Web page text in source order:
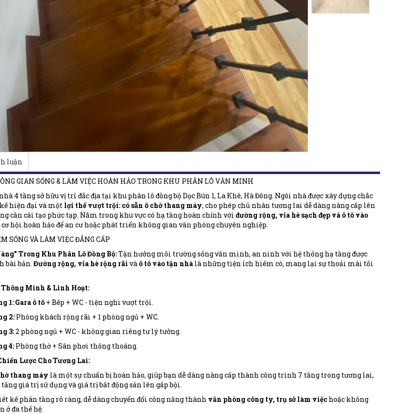
luận
GIAN SỐNG & LÀM VIỆC HOÀN HẢO TRONG KHU PHÂN LÔ VĂN MINH
4 tầng sở hữu vị trí đắc địa tại khu phân lô đồng bộ Dọc Bún 1, La Khê, Hà Đông. Ngôi nhà được xây dựng chắc
hiện đại và một lợi thế vượt trội: có sẵn ô chờ thang máy, cho phép chủ nhân tương lai dễ dàng nâng cấp lên
cần cải tạo phức tạp. Nằm trong khu vực có hạ tầng hoàn chỉnh với đường rộng, vỉa hè sạch đẹp và ô tô vào
cơ hội hoàn hảo để an cư hoặc phát triển không gian văn phòng chuyên nghiệp.
SỐNG VÀ LÀM VIỆC ĐẲNG CẤP
Trong Khu Phân Lô Đồng Bộ:Tận hưởng môi trường sống văn minh, an ninh với hệ thống hạ tầng được
bài bản. Đường rộng, vỉa hè rộng rãi và ô tô vào tận nhàlà những tiện ích hiếm có, mang lại sự thoải mái tối
Minh & Linh Hoạt:
1: Gara ô tô+ Bếp + WC - tiện nghi vượt trội.
2:Phòng khách rộng rãi + 1 phòng ngủ + WC.
3:2 phòng ngủ + WC - không gian riêng tư lý tưởng.
4:Phòng thờ + Sân phơi thông thoáng.
Lược Cho Tương Lai:
thang máy là một sự chuẩn bị hoàn hảo, giúp bạn dễ dàng nâng cấp thành công trình 7 tầng trong tương lai,
giá trị sử dụng và giá trị bất động sản lên gấp bội.
kế phân tầng rõ ràng, dễ dàng chuyển đổi công năng thành văn phòng công ty, trụ sở làm việchoặc không
ở đa thế hệ.